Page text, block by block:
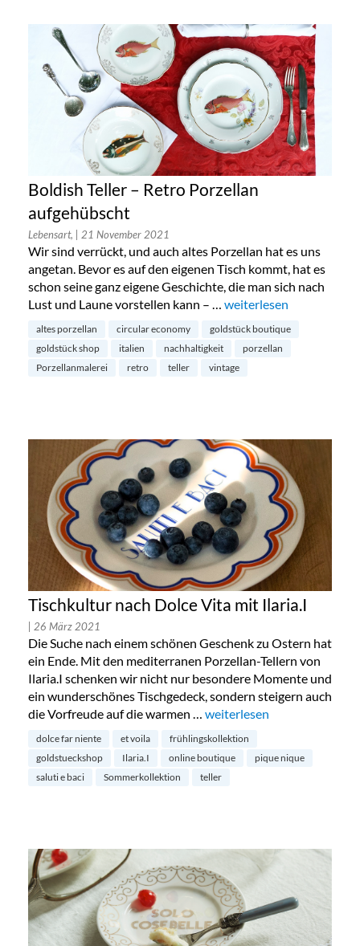
Boldish Teller – Retro Porzellan
aufgehübscht
Lebensart, | 21 November 2021
Wir sind verrückt, und auch altes Porzellan hat es uns
angetan. Bevor es auf den eigenen Tisch kommt, hat es
schon seine ganz eigene Geschichte, die man sich nach
Lust und Laune vorstellen kann – … „Boldish Teller – Retro
weiterlesen
altes porzellan circular economy
goldstück boutique
goldstück shop
italien nachhaltigkeit
porzellan
Porzellanmalerei
retro teller vintage
Tischkultur nach Dolce Vita mit Ilaria.I
| 26 März 2021
Die Suche nach einem schönen Geschenk zu Ostern hat
ein Ende. Mit den mediterranen Porzellan-Tellern von
Ilaria.I schenken wir nicht nur besondere Momente und
ein wunderschönes Tischgedeck, sondern steigern auch
die Vorfreude auf die warmen … „Tischkultur nach Dolce
weiterlesen
dolce far niente et voila
frühlingskollektion
goldstueckshop
Ilaria.I online boutique
pique nique
saluti e baci
Sommerkollektion teller